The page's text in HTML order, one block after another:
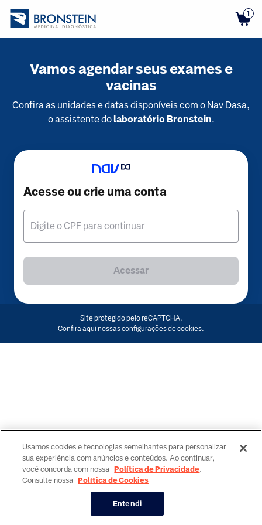
1
Vamos agendar seus exames e
vacinas
Confira as unidades e datas disponíveis com o Nav Dasa,
o assistente dolaboratório Bronstein.
Acesse ou crie uma conta
Digite o CPF para continuar
Acessar
Site protegido pelo reCAPTCHA.
Confira aqui nossas configurações de cookies.
Usamos cookies e tecnologias semelhantes para personalizar
sua experiência com anúncios e conteúdos. Ao continuar,
você concorda com nossa Política de Privacidade.
Consulte nossa Política de Cookies
Entendi